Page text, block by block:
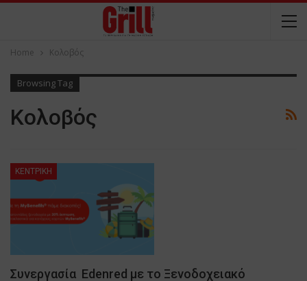
Home Κολοβός
Browsing Tag
Κολοβός
ΚΕΝΤΡΙΚΗ
Συνεργασία Edenred με το Ξενοδοχειακό